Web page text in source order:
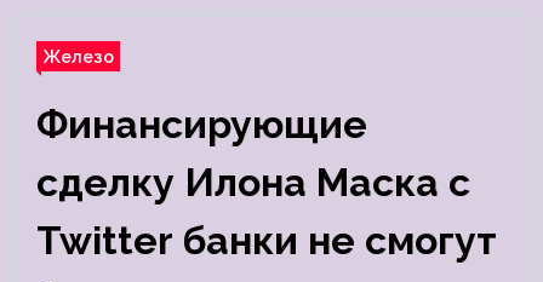
Железо
Финансирующие
сделку Илона Маска с
Twitter банки не смогут